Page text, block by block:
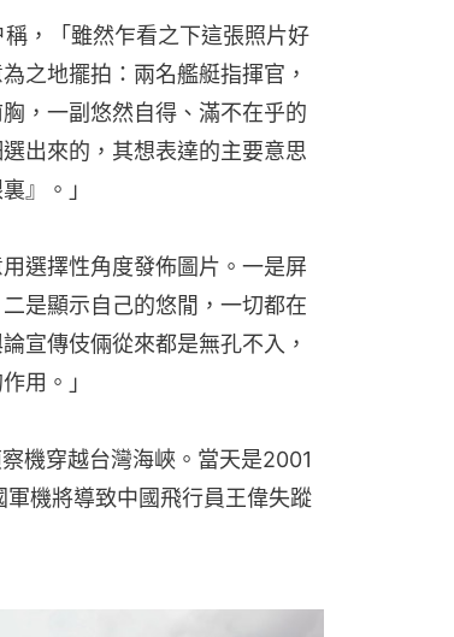
，「雖然乍看之下這張照片好
之地擺拍：兩名艦艇指揮官，
，一副悠然自得、滿不在乎的
出來的，其想表達的主要意思
』。」
選擇性角度發佈圖片。一是屏
是顯示自己的悠閒，一切都在
宣傳伎倆從來都是無孔不入，
用。」
機穿越台灣海峽。當天是2001
機將導致中國飛行員王偉失蹤